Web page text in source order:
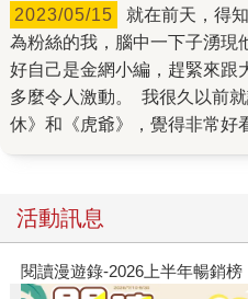
2023/05/15
為粉絲的我，腦中一下子湧現
好自己是金網小編，趕緊來跟
多麼令人激動。 我很久以前
休》和《虎爺》，覺得非常好
味、不張揚，想接著吃但又不
還勾起某些回憶中的畫面。
很有信心，也想繼續閱讀他的
《迷蝶誌》、《蝶道》、《
活動訊息
閱讀漫遊錄-2026上半年暢銷榜